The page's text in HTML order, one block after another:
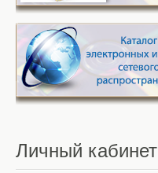
Личный кабинет